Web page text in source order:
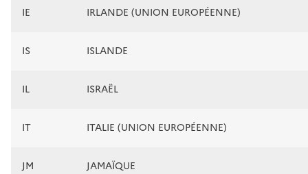
IE IRLANDE (UNION EUROPÉENNE)
IS ISLANDE
IL ISRAËL
IT ITALIE (UNION EUROPÉENNE)
JM JAMAÏQUE